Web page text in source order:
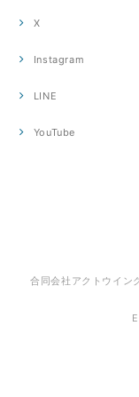
X
Instagram
LINE
YouTube
合同会社アクトウイン